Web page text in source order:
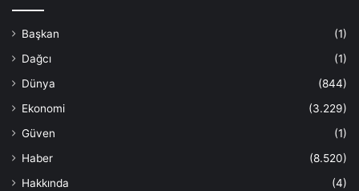
Başkan
(1)
Dağcı
(1)
Dünya
(844)
Ekonomi
(3.229)
Güven
(1)
Haber
(8.520)
Hakkında
(4)